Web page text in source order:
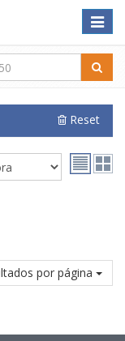
Toggle
Reset
por página